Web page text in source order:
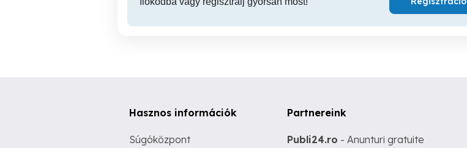
Hasznos információk
Súgóközpont
Partnereink
Publi24.ro - Anunturi gratuite